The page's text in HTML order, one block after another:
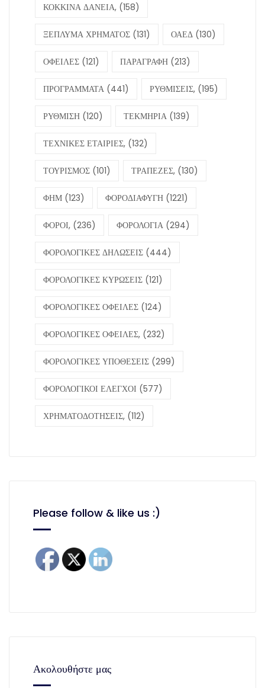
ΚΟΚΚΙΝΑ ΔΑΝΕΙΑ, (158)
ΞΕΠΛΥΜΑ ΧΡΗΜΑΤΟΣ (131) ΟΑΕΔ (130)
ΟΦΕΙΛΕΣ (121) ΠΑΡΑΓΡΑΦΗ (213)
ΠΡΟΓΡΑΜΜΑΤΑ (441) ΡΥΘΜΙΣΕΙΣ, (195)
ΡΥΘΜΙΣΗ (120) ΤΕΚΜΗΡΙΑ (139)
ΤΕΧΝΙΚΕΣ ΕΤΑΙΡΙΕΣ, (132)
ΤΟΥΡΙΣΜΟΣ (101) ΤΡΑΠΕΖΕΣ, (130)
ΦΗΜ (123) ΦΟΡΟΔΙΑΦΥΓΗ (1221)
ΦΟΡΟΙ, (236) ΦΟΡΟΛΟΓΙΑ (294)
ΦΟΡΟΛΟΓΙΚΕΣ ΔΗΛΩΣΕΙΣ (444)
ΦΟΡΟΛΟΓΙΚΕΣ ΚΥΡΩΣΕΙΣ (121)
ΦΟΡΟΛΟΓΙΚΕΣ ΟΦΕΙΛΕΣ (124)
ΦΟΡΟΛΟΓΙΚΕΣ ΟΦΕΙΛΕΣ, (232)
ΦΟΡΟΛΟΓΙΚΕΣ ΥΠΟΘΕΣΕΙΣ (299)
ΦΟΡΟΛΟΓΙΚΟΙ ΕΛΕΓΧΟΙ (577)
ΧΡΗΜΑΤΟΔΟΤΗΣΕΙΣ, (112)
Please follow & like us :)
Ακολουθήστε μας